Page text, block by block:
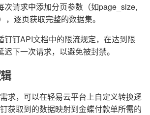
次请求中添加分页参数（如page_size,
，逐页获取完整的数据集。
钉钉API文档中的限流规定，在达到限
下一次请求，以避免被封禁。
求，可以在轻易云平台上自定义转换逻
获取到的数据映射到金蝶付款单所需的